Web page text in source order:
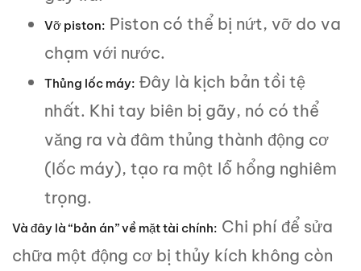
Vỡ piston: Piston có thể bị nứt, vỡ do va
chạm với nước.
Thủng lốc máy: Đây là kịch bản tồi tệ
nhất. Khi tay biên bị gãy, nó có thể
văng ra và đâm thủng thành động cơ
(lốc máy), tạo ra một lỗ hổng nghiêm
trọng.
Và đây là “bản án” về mặt tài chính: Chi phí để sửa
chữa một động cơ bị thủy kích không còn